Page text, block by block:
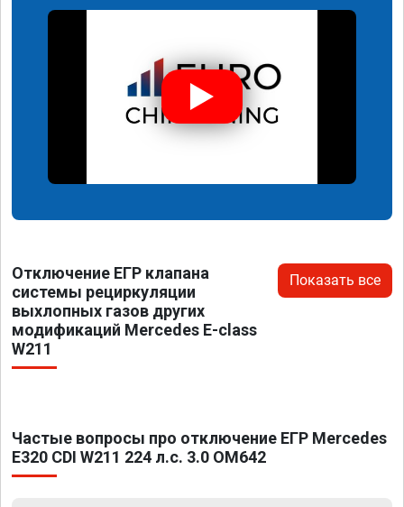
Отключение ЕГР клапана
системы рециркуляции
выхлопных газов других
модификаций Mercedes E-class
W211
Показать все
Частые вопросы про отключение ЕГР Mercedes
E320 CDI W211 224 л.с. 3.0 OM642